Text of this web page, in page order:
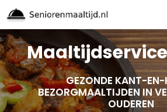
Spring
naar
inhoud
GEZONDE KANT-EN-
BEZORGMAALTIJDEN IN
OUDEREN